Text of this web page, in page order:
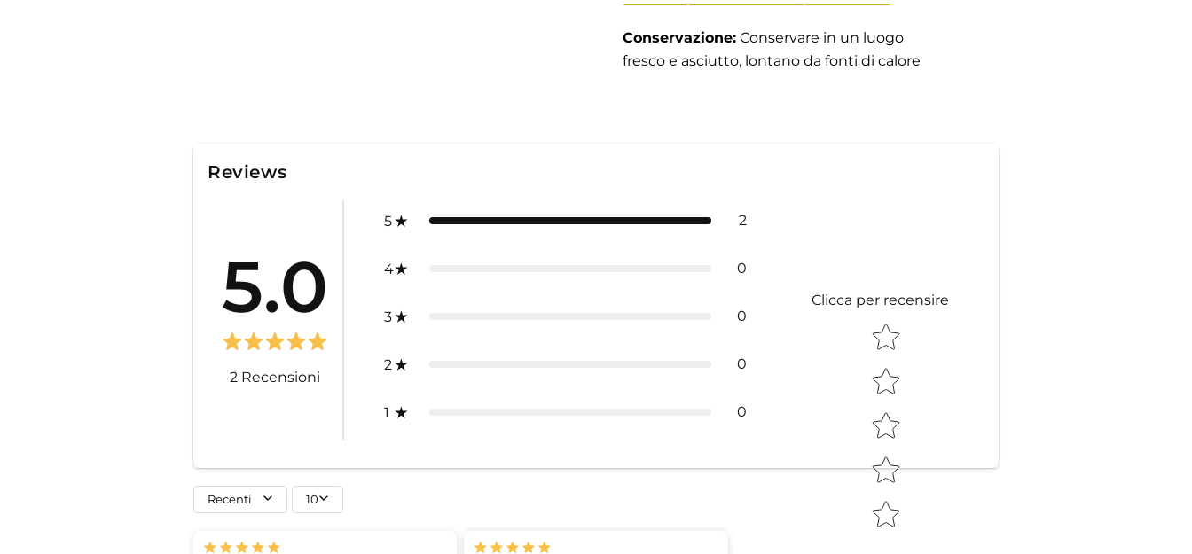
Conservazione: Conservare in un luogo
fresco e asciutto, lontano da fonti di calore
Reviews
5.0
2 Recensioni
5 2
4 0
3 0
2 0
1 0
Clicca per recensire
STAR RATING
Recenti 10